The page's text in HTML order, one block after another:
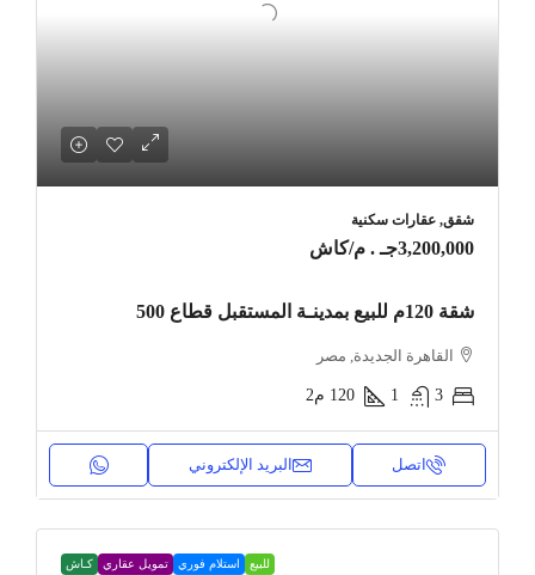
شقق, عقارات سكنية
3,200,000جـ . م /كاش
شقة 120م للبيع بمدينـة المستقبل قطاع 500
القاهرة الجديدة, مصر
3
1
120 م2
اتصل البريد الإلكتروني
للبيع استلام فوري تمويل عقاري كـاش